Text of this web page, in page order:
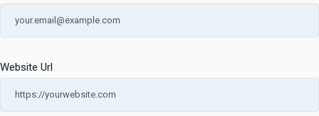
Website Url